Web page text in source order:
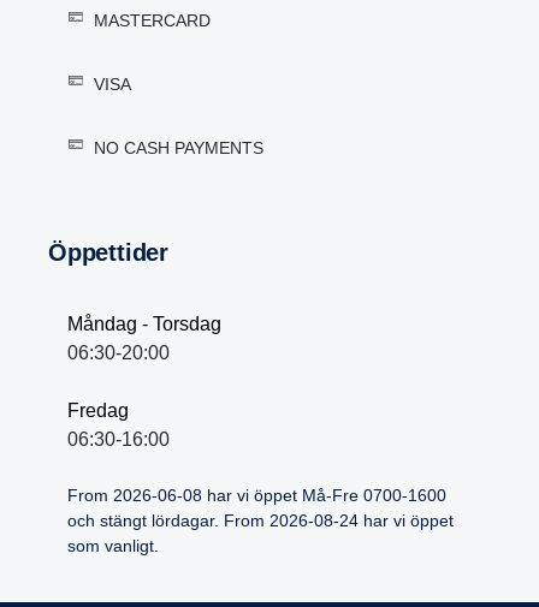
MASTERCARD
VISA
NO CASH PAYMENTS
Öppet­tider
Måndag - Torsdag
06:30-20:00
Fredag
06:30-16:00
From 2026-06-08 har vi öppet Må-Fre 0700-1600
och stängt lördagar. From 2026-08-24 har vi öppet
som vanligt.